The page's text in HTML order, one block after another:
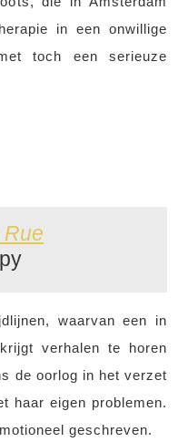
in een onwillige
toch een serieuze
waarvan een in
verhalen te horen
de oorlog in het verzet
haar eigen problemen.
geschreven.